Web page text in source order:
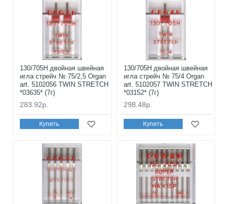
130/705H двойная швейная
игла стрейч № 75/2,5 Organ
art. 5102056 TWIN STRETCH
*03635* (7г)
283.92р.
Купить
130/705H двойная швейная
игла стрейч № 75/4 Organ
art. 5102057 TWIN STRETCH
*03152* (7г)
298.48р.
Купить